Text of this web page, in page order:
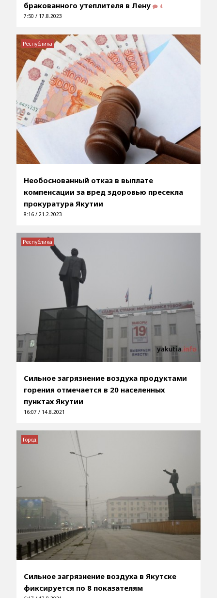
бракованного утеплителя в Лену
4
7:50 / 17.8.2023
Необоснованный отказ в выплате
компенсации за вред здоровью пресекла
прокуратура Якутии
8:16 / 21.2.2023
Республика
Сильное загрязнение воздуха продуктами
горения отмечается в 20 населенных
пунктах Якутии
16:07 / 14.8.2021
Республика
Сильное загрязнение воздуха в Якутске
фиксируется по 8 показателям
Город